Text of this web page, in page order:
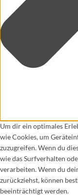
Um dir ein optimales
wie Cookies, um
zuzugreifen. Wenn du
wie das Surfverhalten
verarbeiten. Wenn du
zurückziehst, können
beeinträchtigt werden.